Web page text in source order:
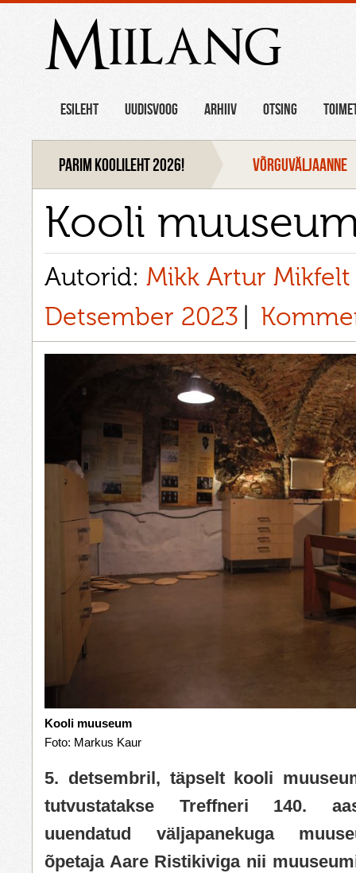
Miilang
ESILEHT UUDISVOOG ARHIIV OTSING
Parim koolileht 2026! VÕRGUVÄLJAANNE
Kooli
Autorid: Mikk Artur Mikfelt
Detsember 2023
Kooli muuseum
Foto: Markus Kaur
5. detsembril, täpselt kooli
tutvustatakse Treffneri 140.
uuendatud väljapanekuga
õpetaja Aare Ristikiviga nii